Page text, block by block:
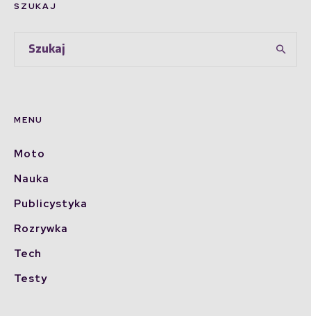
SZUKAJ
MENU
Moto
Nauka
Publicystyka
Rozrywka
Tech
Testy